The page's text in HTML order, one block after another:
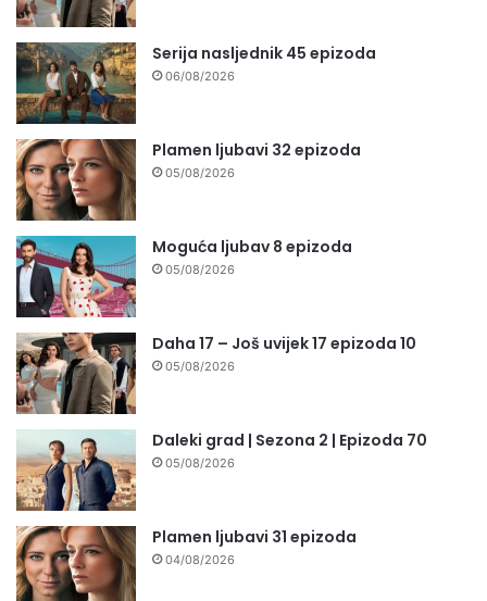
Serija nasljednik 45 epizoda
06/08/2026
Plamen ljubavi 32 epizoda
05/08/2026
Moguća ljubav 8 epizoda
05/08/2026
Daha 17 – Još uvijek 17 epizoda 10
05/08/2026
Daleki grad | Sezona 2 | Epizoda 70
05/08/2026
Plamen ljubavi 31 epizoda
04/08/2026